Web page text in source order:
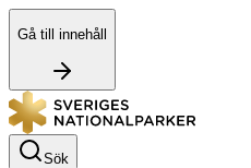
Gå till innehåll
Sök